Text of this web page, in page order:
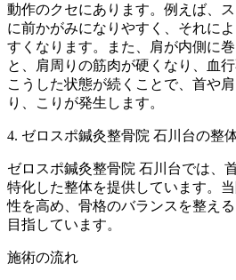
動作のクセにあります。例えば、
に前かがみになりやすく、それに
すくなります。また、肩が内側に
と、肩周りの筋肉が硬くなり、血
こうした状態が続くことで、首や
り、こりが発生します。
4. ゼロスポ鍼灸整骨院 石川台の整
ゼロスポ鍼灸整骨院 石川台では、
特化した整体を提供しています。
性を高め、骨格のバランスを整え
目指しています。
施術の流れ